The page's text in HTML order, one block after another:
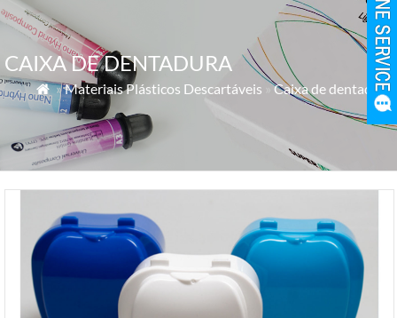
CAIXA DE DENTADURA
 »Materiais Plásticos Descartáveis »Caixa de dentadura